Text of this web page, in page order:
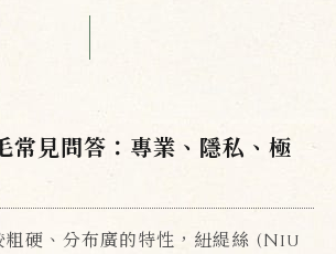
常見問答：專業、隱私、極
粗硬、分布廣的特性，紐緹絲 (Niu